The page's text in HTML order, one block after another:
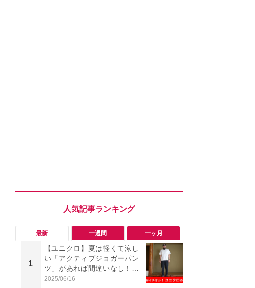
最新 一週間 一ヶ月
1
【ユニクロ】夏は軽くて涼し
い「アクティブジョガーパン
ツ」があれば間違いなし！部
屋着やワンマイルコーデに最
2025/06/16